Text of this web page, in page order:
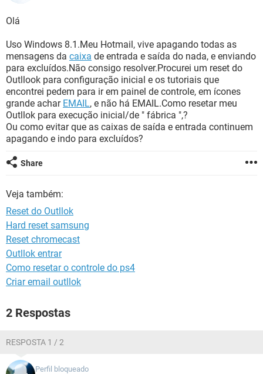
GUIA DE COMPRAS
INSTAGRAM
CELULAR
OUTLOOK
INSTAGRAM GMAIL
GUIA DE COMPRAS
JOGOS
OUTLOOK EXCEL
INSTAGRAM GMAIL
GUIA DE COMPRAS
Olá
Uso Windows 8.1.Meu Hotmail, vive apagando todas as
mensagens da caixa de entrada e saída do nada, e enviando
para excluídos.Não consigo resolver.Procurei um reset do
Outllook para configuração inicial e os tutoriais que
encontrei pedem para ir em painel de controle, em ícones
grande achar EMAIL, e não há EMAIL.Como resetar meu
Outllok para execução inicial/de " fábrica ",?
Ou como evitar que as caixas de saída e entrada continuem
apagando e indo para excluídos?
Share
Veja também:
Reset do Outllok
Hard reset samsung
Reset chromecast
Outllok entrar
Como resetar o controle do ps4
Criar email outllok
2 Respostas
RESPOSTA 1 / 2
Perfil bloqueado